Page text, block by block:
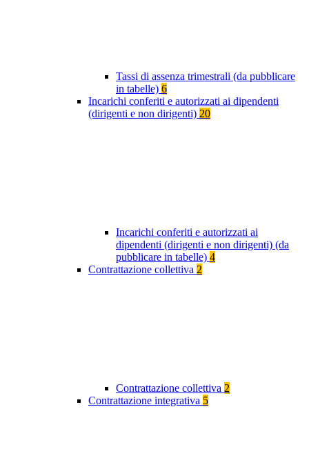
Tassi di assenza trimestrali (da pubblicare
in tabelle) 6
Incarichi conferiti e autorizzati ai dipendenti
(dirigenti e non dirigenti) 20
Incarichi conferiti e autorizzati ai
dipendenti (dirigenti e non dirigenti) (da
pubblicare in tabelle) 4
Contrattazione collettiva 2
Contrattazione collettiva 2
Contrattazione integrativa 5